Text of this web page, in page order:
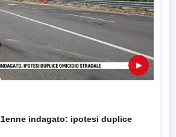
▶
indagato: ipotesi duplice